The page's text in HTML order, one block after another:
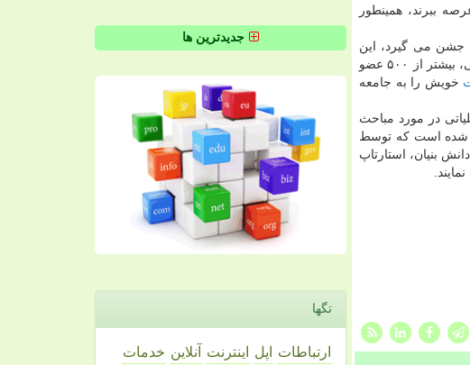
ببرند، همینطور
می گیرد، این
در سال ۱۲۹۷ با اهداف تربیت معلم تأسیس شد؛ الان دانشگاهی جامع با ۱۶ دانشكده و ۱۰ موسسه و مركز پژوهشی، بیشتر از ۵۰۰ عضو
خویش را به جامعه
در مورد مباحث
شده است كه توسط
بنیان، استارتاپ
جدیدترین ها
تگها
ارتباطات اپل اینترنت آنلاین خدمات